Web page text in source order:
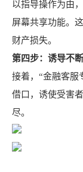
以指导操作为由
屏幕共享功能。
财产损失。
第四步：诱导不
接着，“金融客服
借口，诱使受害
尽。